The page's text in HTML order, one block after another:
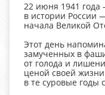
22 июня 1941
в истории России
начала Великой
Этот день
замученных в
от голода и
ценой своей
в те суровые годы